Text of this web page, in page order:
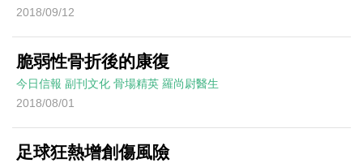
2018/09/12
脆弱性骨折後的康復
今日信報 副刊文化 骨場精英 羅尚尉醫生
2018/08/01
足球狂熱增創傷風險